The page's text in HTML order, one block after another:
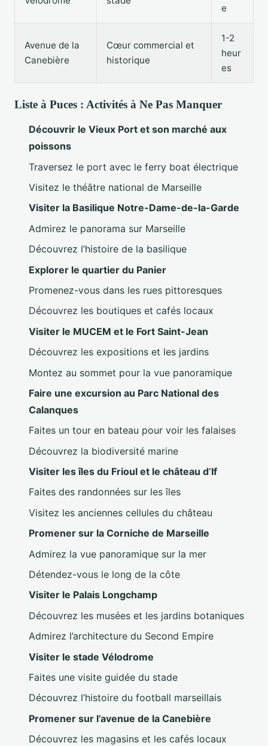
e
Avenue de la
Canebière
Cœur commercial et
historique
1-2
heur
es
Liste à Puces : Activités à Ne Pas Manquer
Découvrir le Vieux Port et son marché aux
poissons
Traversez le port avec le ferry boat électrique
Visitez le théâtre national de Marseille
Visiter la Basilique Notre-Dame-de-la-Garde
Admirez le panorama sur Marseille
Découvrez l’histoire de la basilique
Explorer le quartier du Panier
Promenez-vous dans les rues pittoresques
Découvrez les boutiques et cafés locaux
Visiter le MUCEM et le Fort Saint-Jean
Découvrez les expositions et les jardins
Montez au sommet pour la vue panoramique
Faire une excursion au Parc National des
Calanques
Faites un tour en bateau pour voir les falaises
Découvrez la biodiversité marine
Visiter les îles du Frioul et le château d’If
Faites des randonnées sur les îles
Visitez les anciennes cellules du château
Promener sur la Corniche de Marseille
Admirez la vue panoramique sur la mer
Détendez-vous le long de la côte
Visiter le Palais Longchamp
Découvrez les musées et les jardins botaniques
Admirez l’architecture du Second Empire
Visiter le stade Vélodrome
Faites une visite guidée du stade
Découvrez l’histoire du football marseillais
Promener sur l’avenue de la Canebière
Découvrez les magasins et les cafés locaux